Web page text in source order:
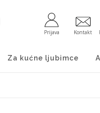
Prijava Kontakt
Za kućne ljubimce